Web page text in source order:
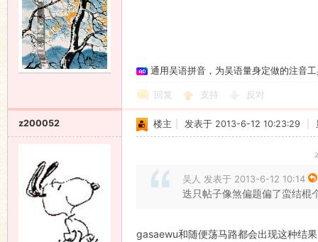
通用吴语拼音，为吴语量身定做的注音
回复 支持 反对
z200052 楼主 发表于 2013-6-12 10:23:29
吴人 发表于 2013-6-12 10:14
迭只帖子像煞偏题偏了蛮结棍
gasaewu和随便荡马路都会出现这种结